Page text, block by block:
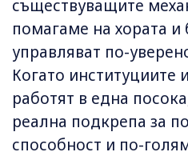
съществуващите
помагаме на хората и
управляват по-
Когато институциите
работят в една
реална подкрепа за
способност и по-